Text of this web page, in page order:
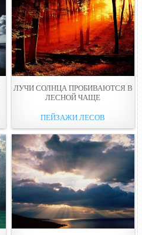
ЛУЧИ СОЛНЦА ПРОБИВАЮТСЯ В
ЛЕСНОЙ ЧАЩЕ
ПЕЙЗАЖИ ЛЕСОВ